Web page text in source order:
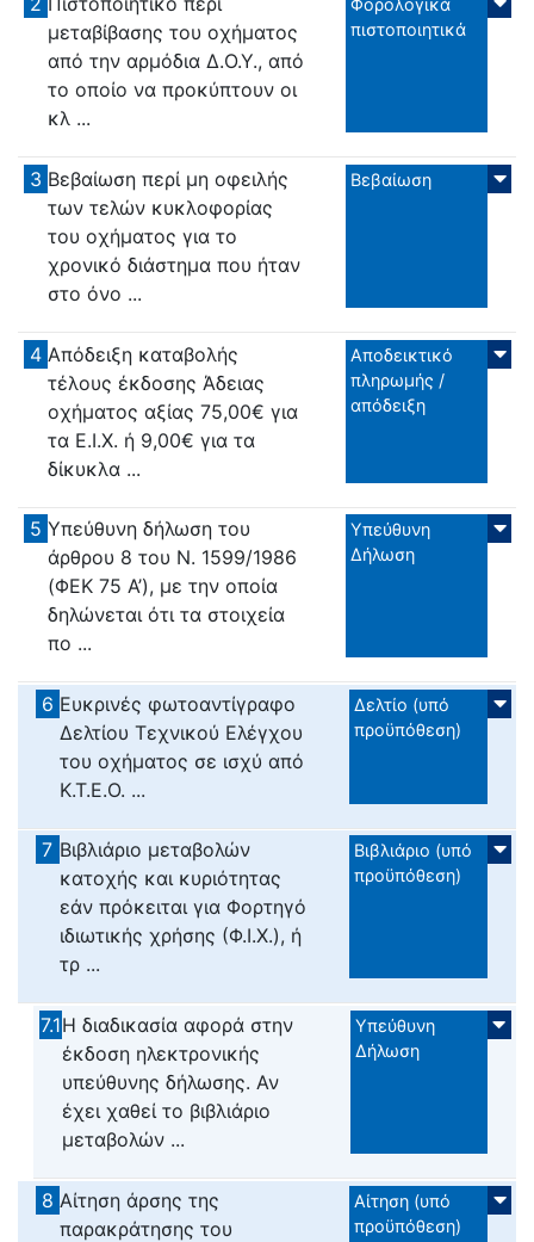
μεταβίβασης του οχήματος
από την αρμόδια Δ.Ο.Υ., από
το οποίο να προκύπτουν οι
κλ ...
Φορολογικά
πιστοποιητικά
3 Βεβαίωση περί μη οφειλής
των τελών κυκλοφορίας
του οχήματος για το
χρονικό διάστημα που ήταν
στο όνο ...
Βεβαίωση
4 Απόδειξη καταβολής
τέλους έκδοσης Άδειας
οχήματος αξίας 75,00€ για
τα Ε.Ι.Χ. ή 9,00€ για τα
δίκυκλα ...
Αποδεικτικό
πληρωμής /
απόδειξη
5 Υπεύθυνη δήλωση του
άρθρου 8 του Ν. 1599/1986
(ΦΕΚ 75 Α’), με την οποία
δηλώνεται ότι τα στοιχεία
πο ...
Υπεύθυνη
Δήλωση
6 Ευκρινές φωτοαντίγραφο
Δελτίου Τεχνικού Ελέγχου
του οχήματος σε ισχύ από
Κ.Τ.Ε.Ο. ...
Δελτίο (υπό
προϋπόθεση)
7 Βιβλιάριο μεταβολών
κατοχής και κυριότητας
εάν πρόκειται για Φορτηγό
ιδιωτικής χρήσης (Φ.Ι.Χ.), ή
τρ ...
Βιβλιάριο (υπό
προϋπόθεση)
7.1Η διαδικασία αφορά στην
έκδοση ηλεκτρονικής
υπεύθυνης δήλωσης. Αν
έχει χαθεί το βιβλιάριο
μεταβολών ...
Υπεύθυνη
Δήλωση
8 Αίτηση άρσης της
παρακράτησης του
Αίτηση (υπό
προϋπόθεση)